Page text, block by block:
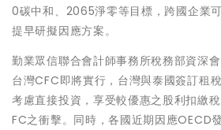
0碳中和、2065淨零等目標，跨國企業
提早研擬因應方案。
勤業眾信聯合會計師事務所稅務部資深
台灣CFC即將實行，台灣與泰國簽訂租
考慮直接投資，享受較優惠之股利扣繳
FC之衝擊。同時，各國近期因應OECD